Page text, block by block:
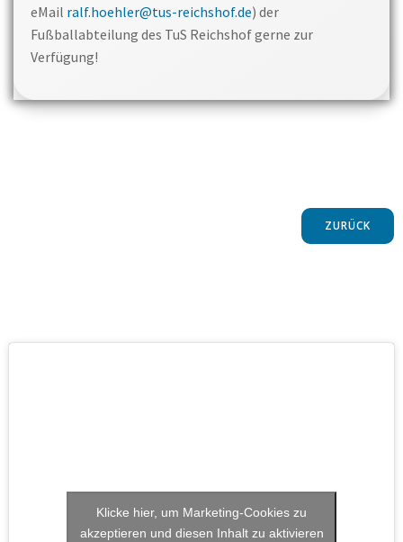
eMail ralf.hoehler@tus-reichshof.de) der
Fußballabteilung des TuS Reichshof gerne zur
Verfügung!
ZURÜCK
Klicke hier, um Marketing-Cookies zu
akzeptieren und diesen Inhalt zu aktivieren